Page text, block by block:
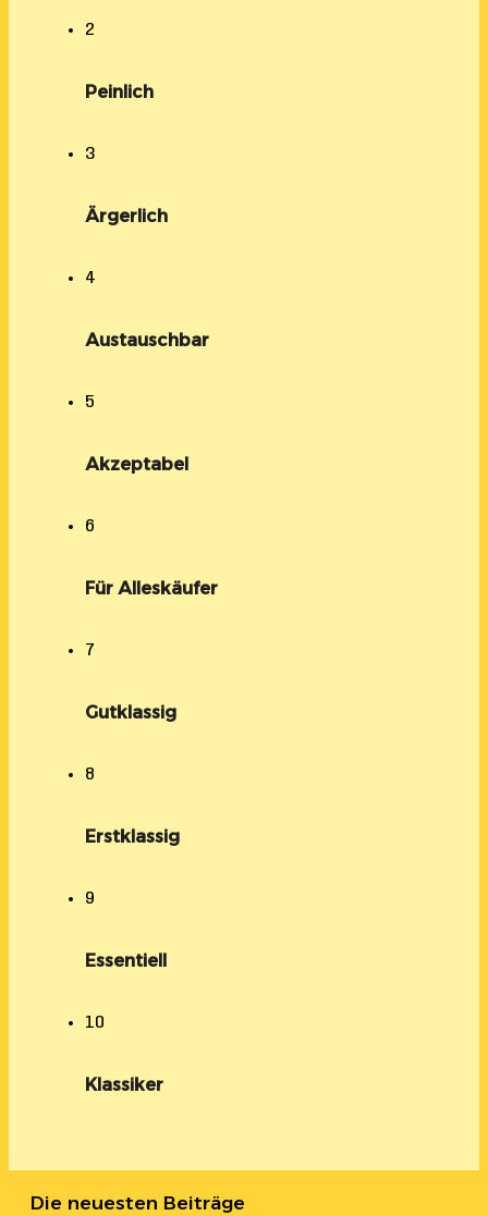
2
Peinlich
3
Ärgerlich
4
Austauschbar
5
Akzeptabel
6
Für Alleskäufer
7
Gutklassig
8
Erstklassig
9
Essentiell
10
Klassiker
Die neuesten Beiträge